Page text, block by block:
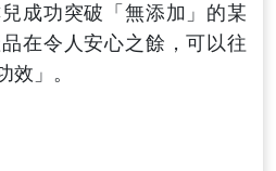
成功突破「無添加」的某
在令人安心之餘，可以往
效」。